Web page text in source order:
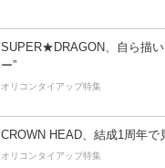
SUPER★DRAGON、自ら描い
ー”
オリコンタイアップ特集
CROWN HEAD、結成1周年で
オリコンタイアップ特集